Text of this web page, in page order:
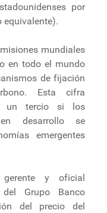
por
equivalente).
mundiales
en todo el mundo
de fijación
Esta cifra
un tercio si los
en desarrollo se
emergentes
gerente y oficial
Grupo Banco
del precio del